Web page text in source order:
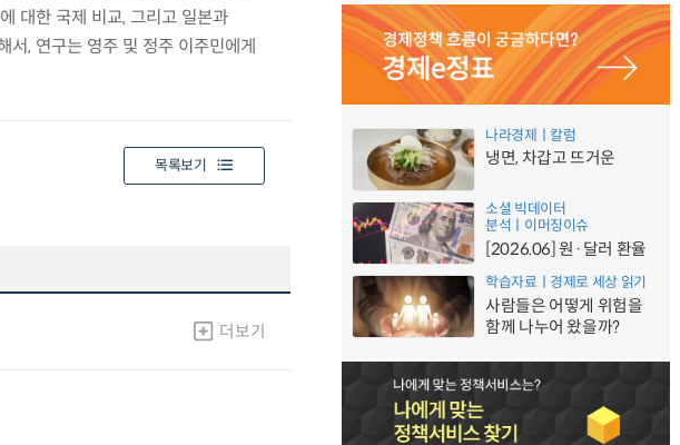
대한 국제 비교, 그리고 일본과
, 연구는 영주 및 정주 이주민에게
목록보기
더보기
나라경제ㅣ칼럼
냉면, 차갑고 뜨거운
소셜 빅데이터
분석ㅣ이머징이슈
[2026.06] 원·달러 환율
학습자료ㅣ경제로 세상 읽기
사람들은 어떻게 위험을
함께 나누어 왔을까?